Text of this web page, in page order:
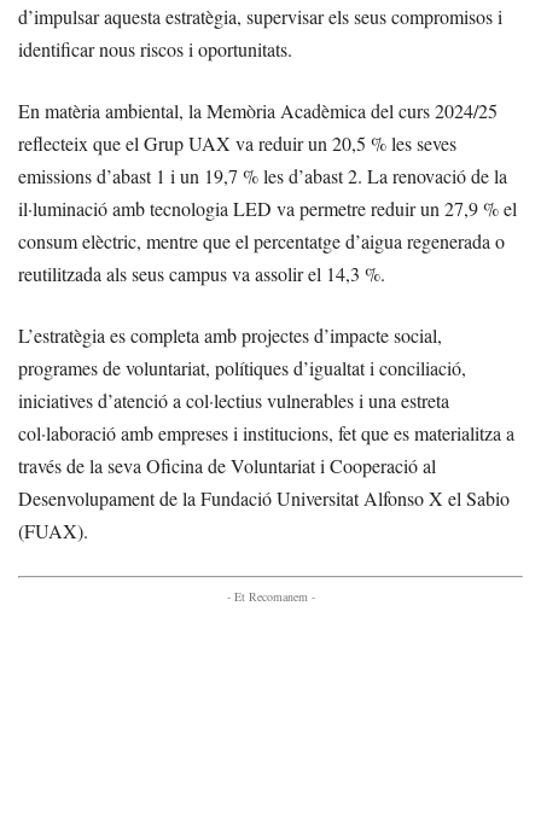
d’impulsar aquesta estratègia, supervisar els seus compromisos i
identificar nous riscos i oportunitats.
En matèria ambiental, la Memòria Acadèmica del curs 2024/25
reflecteix que el Grup UAX va reduir un 20,5 % les seves
emissions d’abast 1 i un 19,7 % les d’abast 2. La renovació de la
il·luminació amb tecnologia LED va permetre reduir un 27,9 % el
consum elèctric, mentre que el percentatge d’aigua regenerada o
reutilitzada als seus campus va assolir el 14,3 %.
L’estratègia es completa amb projectes d’impacte social,
programes de voluntariat, polítiques d’igualtat i conciliació,
iniciatives d’atenció a col·lectius vulnerables i una estreta
col·laboració amb empreses i institucions, fet que es materialitza a
través de la seva Oficina de Voluntariat i Cooperació al
Desenvolupament de la Fundació Universitat Alfonso X el Sabio
(FUAX).
- Et Recomanem -